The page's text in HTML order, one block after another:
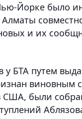
Йорке было
и их
БТА путем
виновным
США, были